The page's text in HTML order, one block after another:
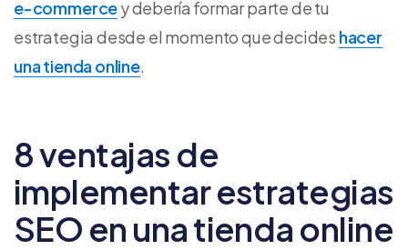
e-commercey debería formar parte de tu
estrategia desde el momento que decides hacer
una tienda online.
8 ventajas de
implementar estrategias
SEO en una tienda online